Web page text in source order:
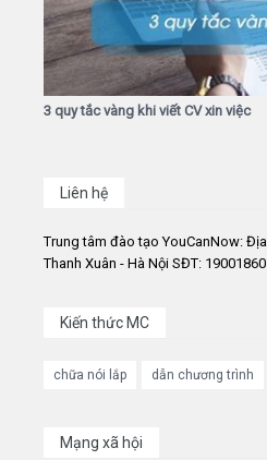
3 quy tắc vàng khi viết CV xin việc
Liên hệ
Trung tâm đào tạo YouCanNow:
Thanh Xuân - Hà Nội SĐT:
Kiến thức MC
chữa nói lắp dẫn chương trình
Mạng xã hội